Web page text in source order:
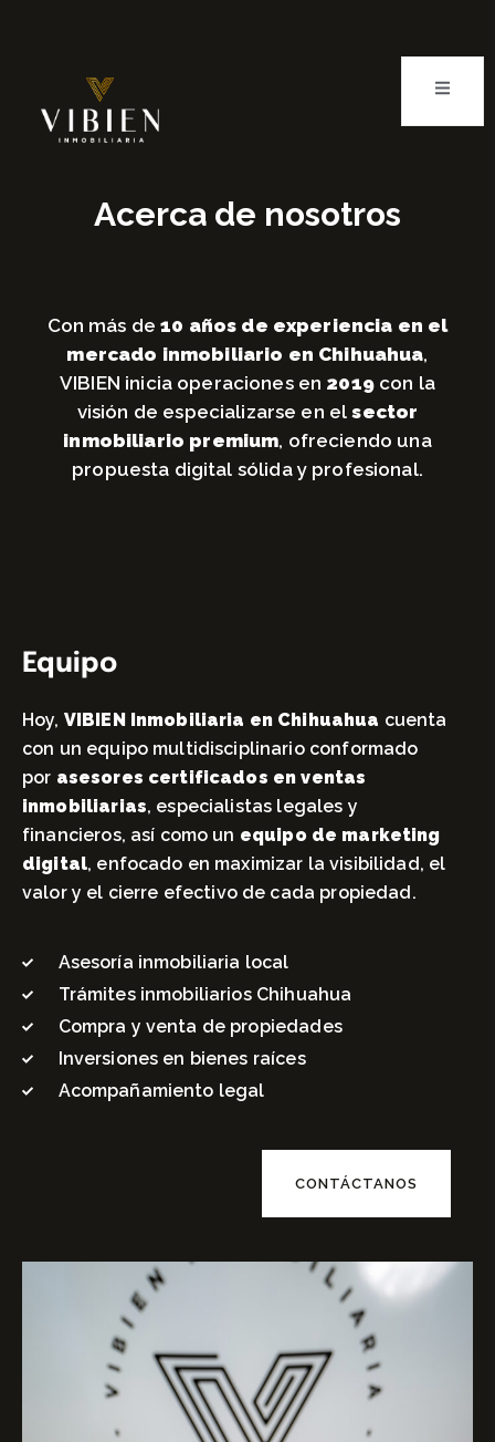
Acerca de nosotros
Con más de10 años de experiencia en el
mercado inmobiliario en Chihuahua,
VIBIEN inicia operaciones en 2019con la
visión de especializarse en elsector
inmobiliario premium, ofreciendo una
propuesta digital sólida y profesional.
Equipo
Hoy, VIBIEN Inmobiliaria en Chihuahua cuenta
con un equipo multidisciplinario conformado
por asesores certificados en ventas
inmobiliarias, especialistas legales y
financieros, así como un equipo de marketing
digital, enfocado en maximizar la visibilidad, el
valor y el cierre efectivo de cada propiedad.
Asesoría inmobiliaria local
Trámites inmobiliarios Chihuahua
Compra y venta de propiedades
Inversiones en bienes raíces
Acompañamiento legal
CONTÁCTANOS